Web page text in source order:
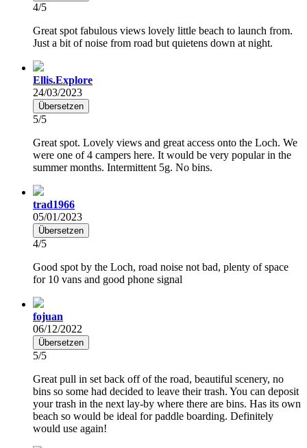
4/5
Great spot fabulous views lovely little beach to launch from.
Just a bit of noise from road but quietens down at night.
Ellis.Explore
24/03/2023
Übersetzen
5/5
Great spot. Lovely views and great access onto the Loch. We
were one of 4 campers here. It would be very popular in the
summer months. Intermittent 5g. No bins.
trad1966
05/01/2023
Übersetzen
4/5
Good spot by the Loch, road noise not bad, plenty of space
for 10 vans and good phone signal
fojuan
06/12/2022
Übersetzen
5/5
Great pull in set back off of the road, beautiful scenery, no
bins so some had decided to leave their trash. You can deposit
your trash in the next lay-by where there are bins. Has its own
beach so would be ideal for paddle boarding. Definitely
would use again!